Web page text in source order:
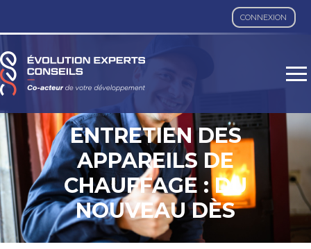
CONNEXION
Aller
au
ENTRETIEN DES
APPAREILS DE
CHAUFFAGE : DU
NOUVEAU DÈS
L’AUTOMNE 2023